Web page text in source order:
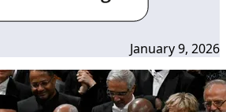
January 9, 2026